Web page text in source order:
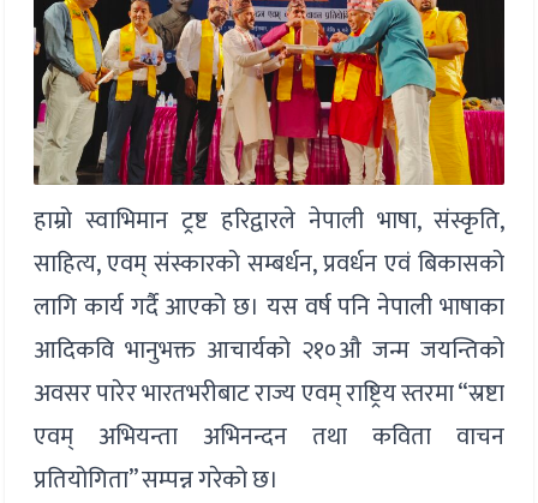
हाम्रो स्वाभिमान ट्रष्ट हरिद्वारले नेपाली भाषा, संस्कृति,
साहित्य, एवम् संस्कारको सम्बर्धन, प्रवर्धन एवं बिकासको
लागि कार्य गर्दै आएको छ। यस वर्ष पनि नेपाली भाषाका
आदिकवि भानुभक्त आचार्यको २१०औ जन्म जयन्तिको
अवसर पारेर भारतभरीबाट राज्य एवम् राष्ट्रिय स्तरमा “स्रष्टा
एवम् अभियन्ता अभिनन्दन तथा कविता वाचन
प्रतियोगिता” सम्पन्न गरेको छ।